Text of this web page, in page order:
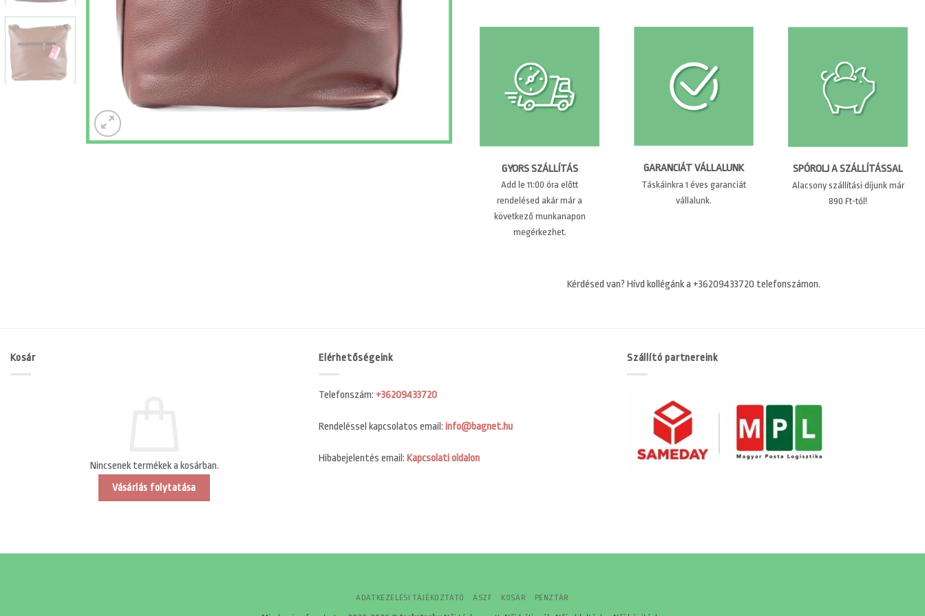
GYORS SZÁLLÍTÁS
Add le 11:00 óra előtt
rendelésed akár már a
következő munkanapon
megérkezhet.
GARANCIÁT VÁLLALUNK
Táskáinkra 1 éves garanciát
vállalunk.
SPÓROLJ A SZÁLLÍTÁSSAL
Alacsony szállítási díjunk már
890 Ft-tól!
Kérdésed van? Hívd kollégánk a +36209433720 telefonszámon.
Kosár
Nincsenek termékek a kosárban.
Vásárlás folytatása
Elérhetőségeink
Telefonszám: +36209433720
Rendeléssel kapcsolatos email: info@bagnet.hu
Hibabejelentés email: Kapcsolati oldalon
Szállító partnereink
ADATKEZELÉSI TÁJÉKOZTATÓ ÁSZF KOSÁR PÉNZTÁR